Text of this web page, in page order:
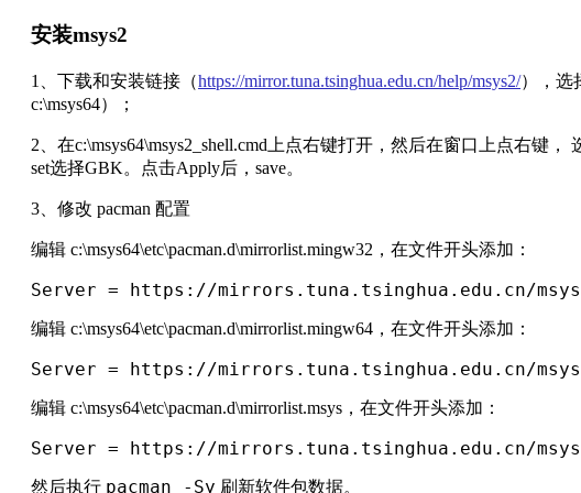
安装msys2
1、下载和安装链接（https://mirror.tuna.tsinghua.edu.cn/help/msys2/），选
c:\msys64）；
2、在c:\msys64\msys2_shell.cmd上点右键打开，然后在窗口上点右键，
set选择GBK。点击Apply后，save。
3、修改 pacman 配置
编辑 c:\msys64\etc\pacman.d\mirrorlist.mingw32，在文件开头添加：
Server = https://mirrors.tuna.tsinghua.edu.cn/
编辑 c:\msys64\etc\pacman.d\mirrorlist.mingw64，在文件开头添加：
Server = https://mirrors.tuna.tsinghua.edu.cn/
编辑 c:\msys64\etc\pacman.d\mirrorlist.msys，在文件开头添加：
Server = https://mirrors.tuna.tsinghua.edu.cn/
然后执行 pacman -Sy 刷新软件包数据。